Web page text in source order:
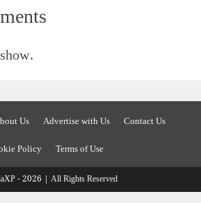
Us Advertise with Us
Contact Us
Policy
Terms of Use
- 2026 | All Rights Reserved